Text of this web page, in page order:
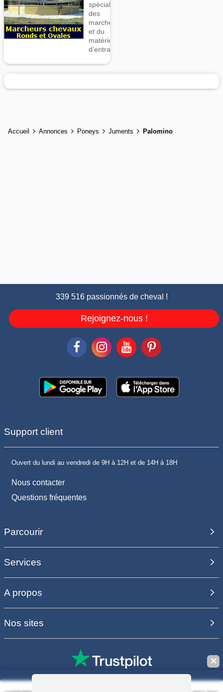
spécialiste
des
marcheurs
et du
matériel
d’entrainement
Accueil Annonces Poneys Juments Palomino
339 516 passionnés de cheval !
Rejoignez-nous !
Support client
Ouvert du lundi au vendredi de 9H à 12H et de 14H à 18H
Nous contacter
Questions fréquentes
Parcourir
Services
A propos
Nos sites
✕